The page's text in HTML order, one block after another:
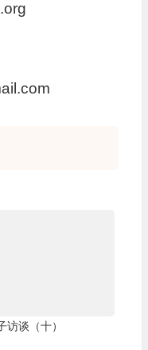
访谈（十）